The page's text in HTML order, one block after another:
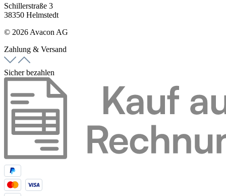
Schillerstraße 3
38350 Helmstedt
© 2026 Avacon AG
Zahlung & Versand
Sicher bezahlen